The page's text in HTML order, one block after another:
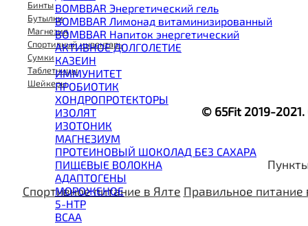
BOMBBAR Энергетический гель
BOMBBAR Лимонад витаминизированный
BOMBBAR Напиток энергетический
АКТИВНОЕ ДОЛГОЛЕТИЕ
КАЗЕИН
ИММУНИТЕТ
ПРОБИОТИК
ХОНДРОПРОТЕКТОРЫ
ИЗОЛЯТ
ИЗОТОНИК
МАГНЕЗИУМ
ПРОТЕИНОВЫЙ ШОКОЛАД БЕЗ САХАРА
ПИЩЕВЫЕ ВОЛОКНА
АДАПТОГЕНЫ
МОРОЖЕНОЕ
5-HTP
BCAA
Бинты
Бутылки
Магнезия
Спортивный инвентарь
Сумки
Таблетницы
Шейкеры
© 65Fit 2019-
Спортивное питание в Ялте Правильное питание